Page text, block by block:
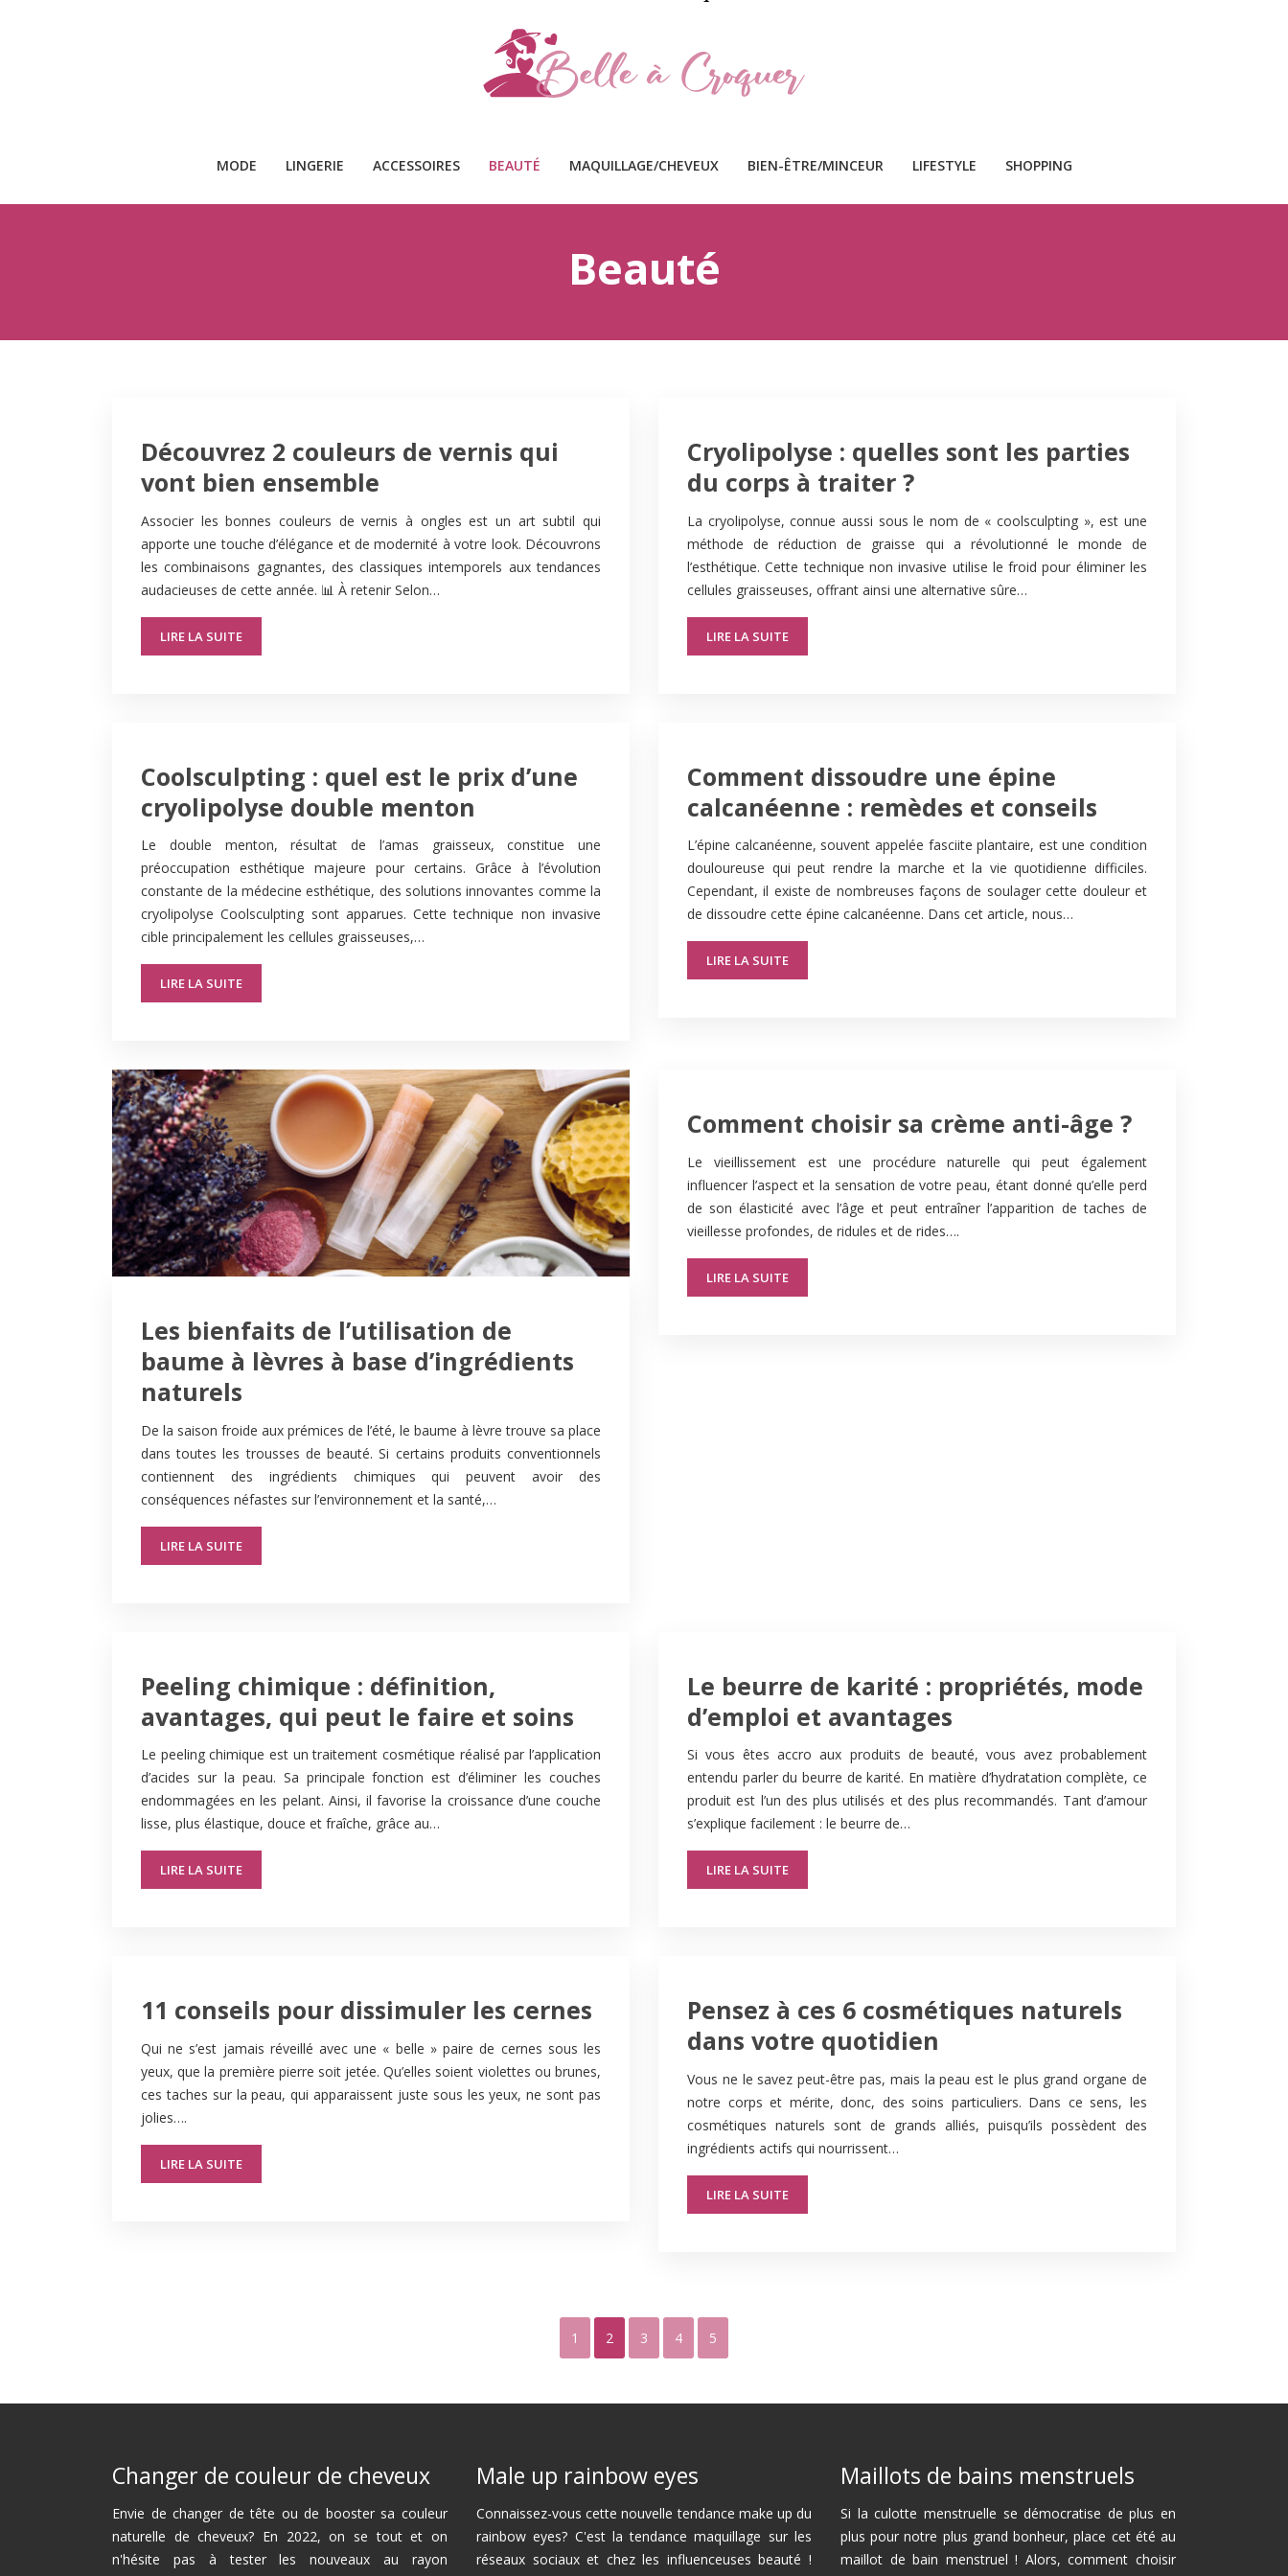
MODE LINGERIE ACCESSOIRES BEAUTÉ MAQUILLAGE/CHEVEUX BIEN-ÊTRE/MINCEUR LIFESTYLE SHOPPING
Beauté
Découvrez 2 couleurs de vernis qui
vont bien ensemble
Associer les bonnes couleurs de vernis à ongles est un art subtil qui
apporte une touche d’élégance et de modernité à votre look. Découvrons
les combinaisons gagnantes, des classiques intemporels aux tendances
audacieuses de cette année. 📊 À retenir Selon…
LIRE LA SUITE
Cryolipolyse : quelles sont les parties
du corps à traiter ?
La cryolipolyse, connue aussi sous le nom de « coolsculpting », est une
méthode de réduction de graisse qui a révolutionné le monde de
l’esthétique. Cette technique non invasive utilise le froid pour éliminer les
cellules graisseuses, offrant ainsi une alternative sûre…
LIRE LA SUITE
Coolsculpting : quel est le prix d’une
cryolipolyse double menton
Le double menton, résultat de l’amas graisseux, constitue une
préoccupation esthétique majeure pour certains. Grâce à l’évolution
constante de la médecine esthétique, des solutions innovantes comme la
cryolipolyse Coolsculpting sont apparues. Cette technique non invasive
cible principalement les cellules graisseuses,…
LIRE LA SUITE
Comment dissoudre une épine
calcanéenne : remèdes et conseils
L’épine calcanéenne, souvent appelée fasciite plantaire, est une condition
douloureuse qui peut rendre la marche et la vie quotidienne difficiles.
Cependant, il existe de nombreuses façons de soulager cette douleur et
de dissoudre cette épine calcanéenne. Dans cet article, nous…
LIRE LA SUITE
Les bienfaits de l’utilisation de
baume à lèvres à base d’ingrédients
naturels
De la saison froide aux prémices de l’été, le baume à lèvre trouve sa place
dans toutes les trousses de beauté. Si certains produits conventionnels
contiennent des ingrédients chimiques qui peuvent avoir des
conséquences néfastes sur l’environnement et la santé,…
LIRE LA SUITE
Comment choisir sa crème anti-âge ?
Le vieillissement est une procédure naturelle qui peut également
influencer l’aspect et la sensation de votre peau, étant donné qu’elle perd
de son élasticité avec l’âge et peut entraîner l’apparition de taches de
vieillesse profondes, de ridules et de rides….
LIRE LA SUITE
Peeling chimique : définition,
avantages, qui peut le faire et soins
Le peeling chimique est un traitement cosmétique réalisé par l’application
d’acides sur la peau. Sa principale fonction est d’éliminer les couches
endommagées en les pelant. Ainsi, il favorise la croissance d’une couche
lisse, plus élastique, douce et fraîche, grâce au…
LIRE LA SUITE
Le beurre de karité : propriétés, mode
d’emploi et avantages
Si vous êtes accro aux produits de beauté, vous avez probablement
entendu parler du beurre de karité. En matière d’hydratation complète, ce
produit est l’un des plus utilisés et des plus recommandés. Tant d’amour
s’explique facilement : le beurre de…
LIRE LA SUITE
11 conseils pour dissimuler les cernes
Qui ne s’est jamais réveillé avec une « belle » paire de cernes sous les
yeux, que la première pierre soit jetée. Qu’elles soient violettes ou brunes,
ces taches sur la peau, qui apparaissent juste sous les yeux, ne sont pas
jolies….
LIRE LA SUITE
Pensez à ces 6 cosmétiques naturels
dans votre quotidien
Vous ne le savez peut-être pas, mais la peau est le plus grand organe de
notre corps et mérite, donc, des soins particuliers. Dans ce sens, les
cosmétiques naturels sont de grands alliés, puisqu’ils possèdent des
ingrédients actifs qui nourrissent…
LIRE LA SUITE
1 2 3 4 5
Changer de couleur de cheveux
Envie de changer de tête ou de booster sa couleur
naturelle de cheveux? En 2022, on se tout et on
n'hésite pas à tester les nouveaux au rayon
Male up rainbow eyes
Connaissez-vous cette nouvelle tendance make up du
rainbow eyes? C'est la tendance maquillage sur les
réseaux sociaux et chez les influenceuses beauté !
Maillots de bains menstruels
Si la culotte menstruelle se démocratise de plus en
plus pour notre plus grand bonheur, place cet été au
maillot de bain menstruel ! Alors, comment choisir